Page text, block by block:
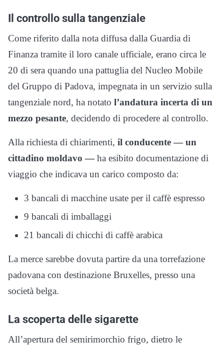
Il controllo sulla tangenziale
Come riferito dalla nota diffusa dalla Guardia di
Finanza tramite il loro canale ufficiale, erano circa le
20 di sera quando una pattuglia del Nucleo Mobile
del Gruppo di Padova, impegnata in un servizio sulla
tangenziale nord, ha notato l’andatura incerta di un
mezzo pesante, decidendo di procedere al controllo.
Alla richiesta di chiarimenti, il conducente — un
cittadino moldavo —ha esibito documentazione di
viaggio che indicava un carico composto da:
3 bancali di macchine usate per il caffè espresso
9 bancali di imballaggi
21 bancali di chicchi di caffè arabica
La merce sarebbe dovuta partire da una torrefazione
padovana con destinazione Bruxelles, presso una
società belga.
La scoperta delle sigarette
All’apertura del semirimorchio frigo, dietro le